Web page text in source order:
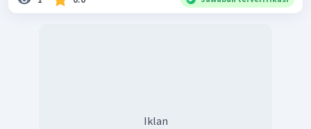
Iklan